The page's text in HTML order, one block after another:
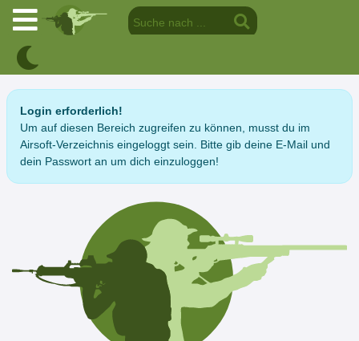
Login erforderlich!
Um auf diesen Bereich zugreifen zu können, musst du im
Airsoft-Verzeichnis eingeloggt sein. Bitte gib deine E-Mail und
dein Passwort an um dich einzuloggen!